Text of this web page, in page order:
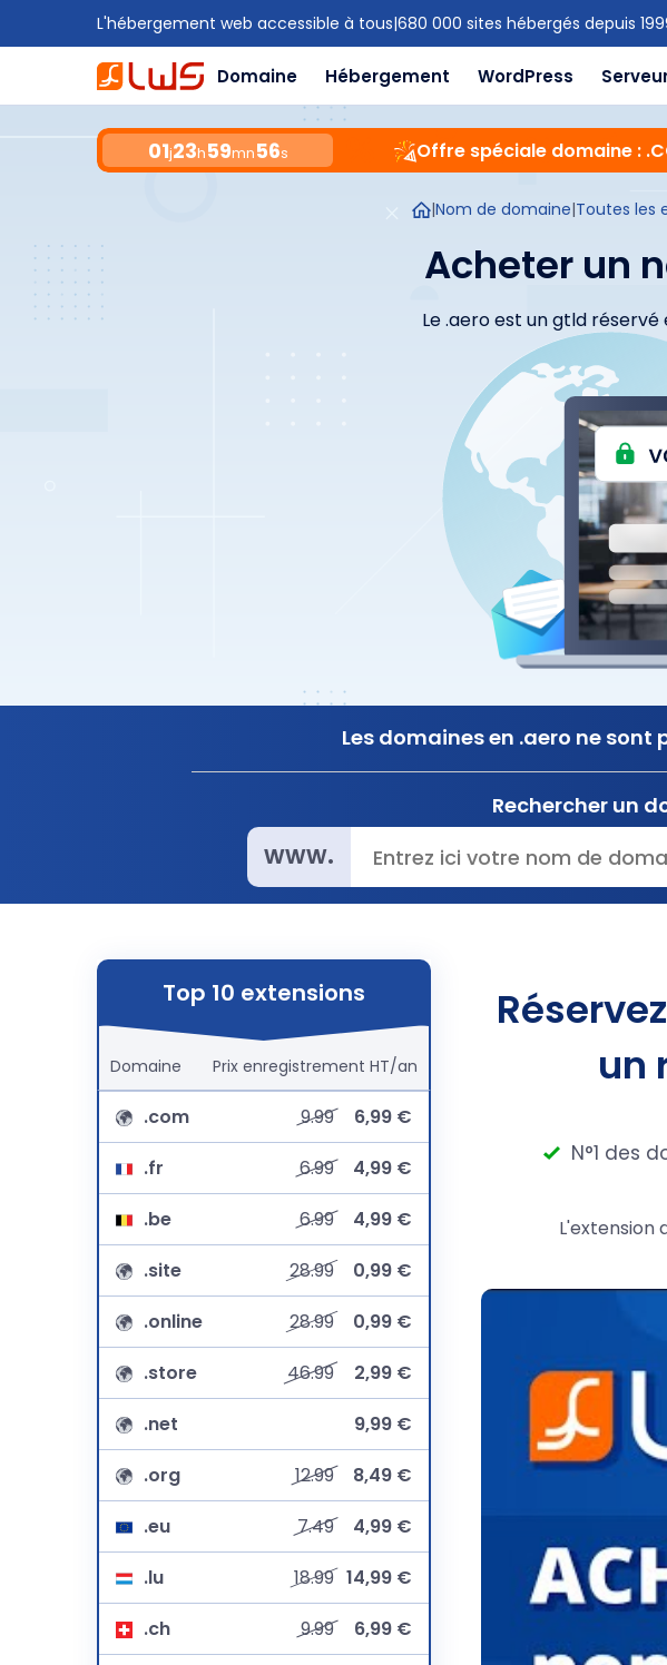
L'hébergement web accessible à tous|680 000 sites hébergés depuis
Domaine Hébergement WordPress
01j23h59mn55s Offre spéciale domaine :
|Nom de domaine|Toutes les
Acheter un
Le .aero est un gtld
Les domaines en .aero ne
Rechercher un
www.
Top 10 extensions
Domaine Prix enregistrement HT/an
.com 9.99
6,99 €
.fr
6.99
4,99 €
.be
6.99
4,99 €
.site
28.99
0,99 €
.online
28.99
0,99 €
.store
46.99
2,99 €
.net
9,99 €
.org
12.99
8,49 €
.eu
7.49
4,99 €
.lu
18.99 14,99 €
.ch
9.99
6,99 €
un
N°1 des
L'extension